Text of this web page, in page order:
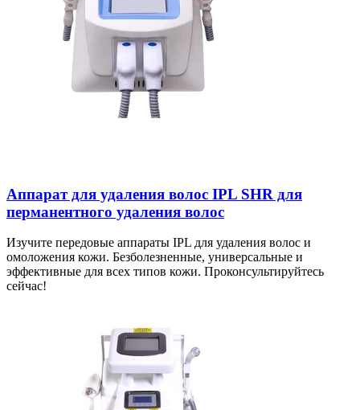
Аппарат для удаления волос IPL SHR для
перманентного удаления волос
Изучите передовые аппараты IPL для удаления волос и
омоложения кожи. Безболезненные, универсальные и
эффективные для всех типов кожи. Проконсультируйтесь
сейчас!